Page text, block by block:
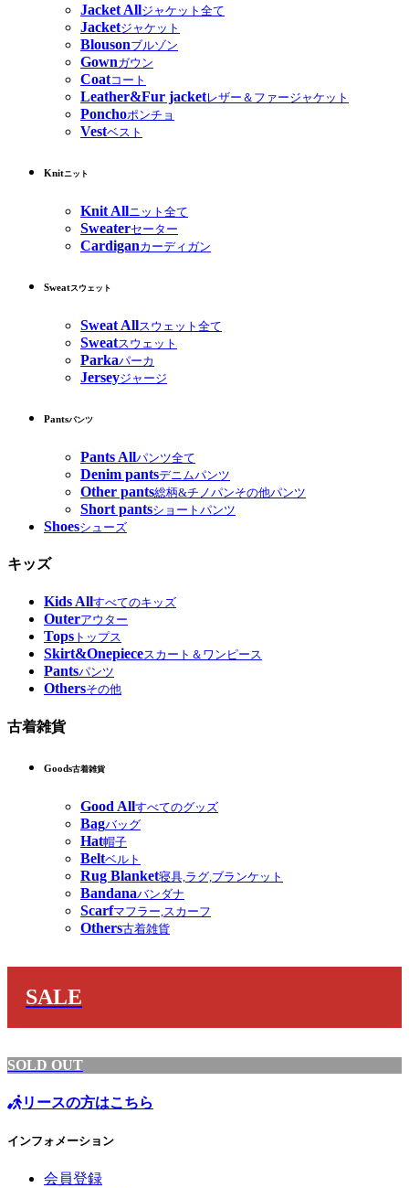
Jacket Allジャケット全て
Jacketジャケット
Blousonブルゾン
Gownガウン
Coatコート
Leather&Fur jacketレザー＆ファージャケット
Ponchoポンチョ
Vestベスト
Knitニット
Knit Allニット全て
Sweaterセーター
Cardiganカーディガン
Sweatスウェット
Sweat Allスウェット全て
Sweatスウェット
Parkaパーカ
Jerseyジャージ
Pantsパンツ
Pants Allパンツ全て
Denim pantsデニムパンツ
Other pants総柄&チノパンその他パンツ
Short pantsショートパンツ
Shoesシューズ
キッズ
Kids Allすべてのキッズ
Outerアウター
Tops トップス
Skirt&Onepieceスカート＆ワンピース
Pantsパンツ
Othersその他
古着雑貨
Goods古着雑貨
Good Allすべてのグッズ
Bagバッグ
Hat帽子
Beltベルト
Rug Blanket寝具,ラグ,ブランケット
Bandanaバンダナ
Scarfマフラー,スカーフ
Others古着雑貨
SALE
SOLD OUT
リースの方はこちら
インフォメーション
会員登録